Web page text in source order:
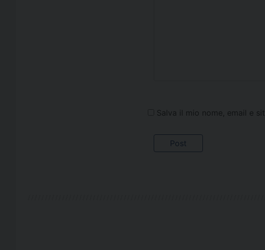
Salva il mio nome, email e